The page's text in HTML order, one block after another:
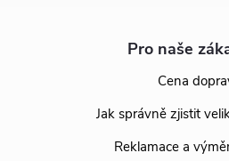
Pro naše
Cena
Jak správně zjistit
Reklamace a